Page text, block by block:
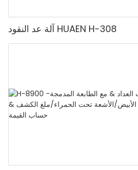
آلة عد النقود HUAEN H-308